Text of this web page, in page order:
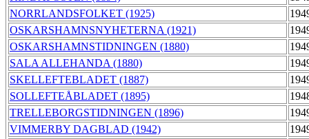
NORRLANDSFOLKET (1925)
OSKARSHAMNSNYHETERNA (1921)
OSKARSHAMNSTIDNINGEN (1880)
SALA ALLEHANDA (1880)
SKELLEFTEBLADET (1887)
SOLLEFTEÅBLADET (1895)
TRELLEBORGSTIDNINGEN (1896)
VIMMERBY DAGBLAD (1942)